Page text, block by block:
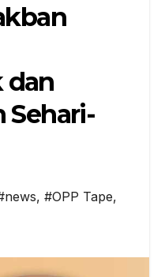
dan
Sehari-
, #OPP Tape,